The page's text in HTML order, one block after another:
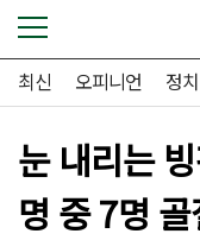
최신 오피니언 정치
눈 내리는
명 중 7명